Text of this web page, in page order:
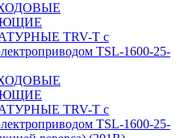
TRV-T с
TSL-1600-25-
TRV-T с
TSL-1600-25-